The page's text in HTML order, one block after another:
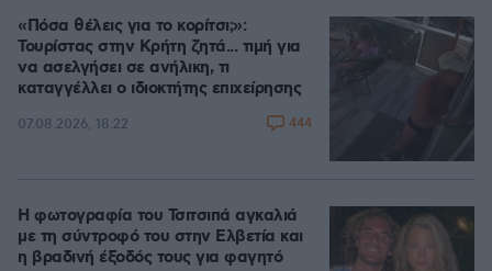
«Πόσα θέλεις για το κορίτσι;»:
Τουρίστας στην Κρήτη ζητά... τιμή για
να ασελγήσει σε ανήλικη, τι
καταγγέλλει ο ιδιοκτήτης επιχείρησης
07.08.2026, 18:22 444
Η φωτογραφία του Τσιτσιπά αγκαλιά
με τη σύντροφό του στην Ελβετία και
η βραδινή έξοδός τους για φαγητό